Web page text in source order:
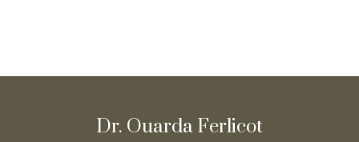
Dr. Ouarda Ferlicot